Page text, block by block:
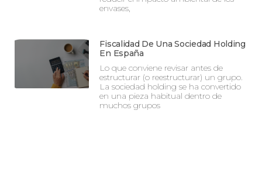
envases,
Fiscalidad De Una Sociedad Holding
En España
Lo que conviene revisar antes de
estructurar (o reestructurar) un grupo.
La sociedad holding se ha convertido
en una pieza habitual dentro de
muchos grupos